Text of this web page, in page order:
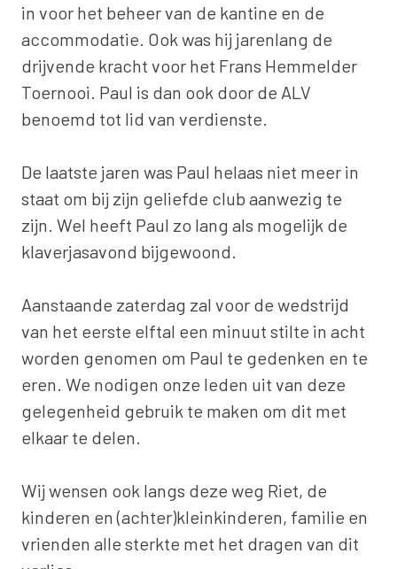
in voor het beheer van de kantine en de
accommodatie. Ook was hij jarenlang de
drijvende kracht voor het Frans Hemmelder
Toernooi. Paul is dan ook door de ALV
benoemd tot lid van verdienste.
De laatste jaren was Paul helaas niet meer in
staat om bij zijn geliefde club aanwezig te
zijn. Wel heeft Paul zo lang als mogelijk de
klaverjasavond bijgewoond.
Aanstaande zaterdag zal voor de wedstrijd
van het eerste elftal een minuut stilte in acht
worden genomen om Paul te gedenken en te
eren. We nodigen onze leden uit van deze
gelegenheid gebruik te maken om dit met
elkaar te delen.
Wij wensen ook langs deze weg Riet, de
kinderen en (achter)kleinkinderen, familie en
vrienden alle sterkte met het dragen van dit